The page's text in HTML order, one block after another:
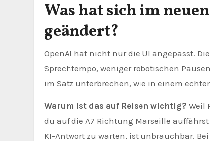
Was hat sich im
geändert?
OpenAI hat nicht nur die UI angepasst.
Sprechtempo, weniger robotischen
im Satz unterbrechen, wie in einem
Warum ist das auf Reisen wichtig? Weil
du auf die A7 Richtung Marseille
KI-Antwort zu warten, ist unbrauchbar.